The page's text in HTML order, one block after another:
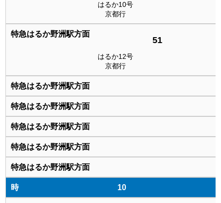
はるか10号
京都行
51
はるか12号
京都行
10